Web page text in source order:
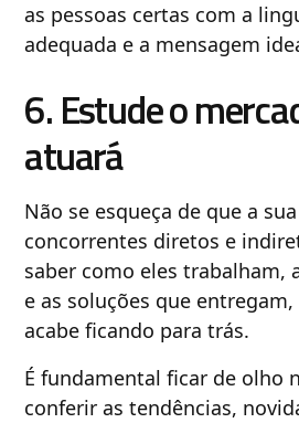
as pessoas certas com a
adequada e a mensagem
6. Estude o
atuará
Não se esqueça de que a
concorrentes diretos e
saber como eles trabalham,
e as soluções que
acabe ficando para trás.
É fundamental ficar de olho
conferir as tendências,